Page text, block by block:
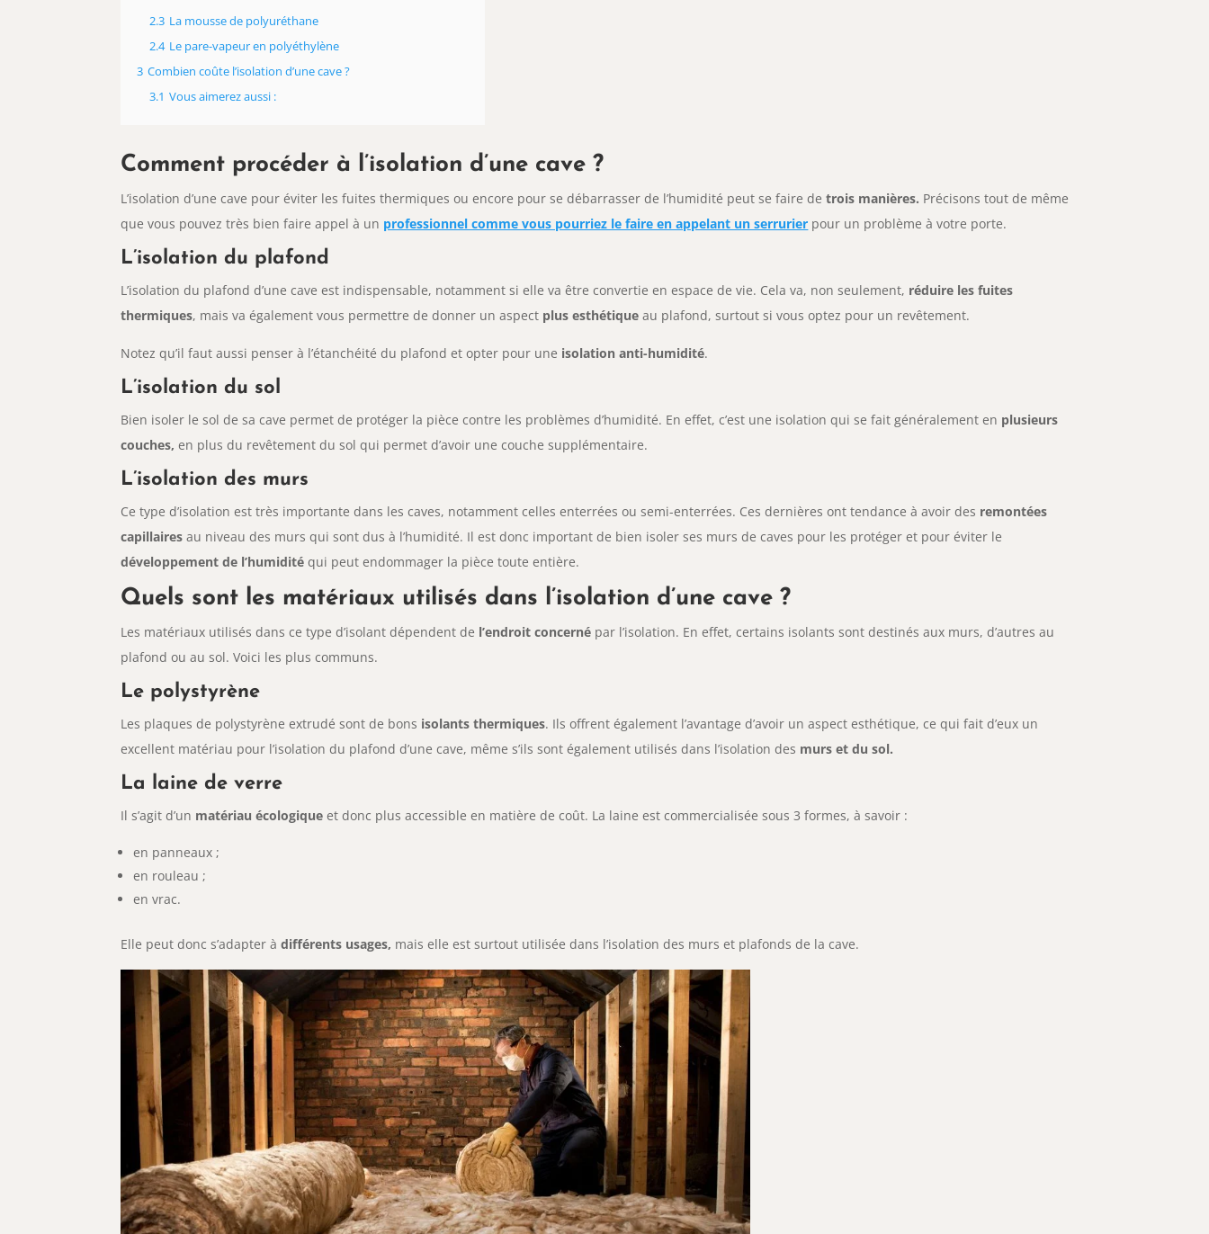
2.3 La mousse de polyuréthane
2.4 Le pare-vapeur en polyéthylène
3 Combien coûte l’isolation d’une cave ?
3.1 Vous aimerez aussi :
Comment procéder à l’isolation d’une cave ?
L’isolation d’une cave pour éviter les fuites thermiques ou encore pour se débarrasser de l’humidité peut se faire detrois manières. Précisons tout de même
que vous pouvez très bien faire appel à un professionnel comme vous pourriez le faire en appelant un serrurier pour un problème à votre porte.
L’isolation du plafond
L’isolation du plafond d’une cave est indispensable, notamment si elle va être convertie en espace de vie. Cela va, non seulement, réduire les fuites
thermiques, mais va également vous permettre de donner un aspect plus esthétique au plafond, surtout si vous optez pour un revêtement.
Notez qu’il faut aussi penser à l’étanchéité du plafond et opter pour une isolation anti-humidité.
L’isolation du sol
Bien isoler le sol de sa cave permet de protéger la pièce contre les problèmes d’humidité. En effet, c’est une isolation qui se fait généralement en plusieurs
couches, en plus du revêtement du sol qui permet d’avoir une couche supplémentaire.
L’isolation des murs
Ce type d’isolation est très importante dans les caves, notamment celles enterrées ou semi-enterrées. Ces dernières ont tendance à avoir des remontées
capillaires au niveau des murs qui sont dus à l’humidité. Il est donc important de bien isoler ses murs de caves pour les protéger et pour éviter le
développement de l’humiditéqui peut endommager la pièce toute entière.
Quels sont les matériaux utilisés dans l’isolation d’une cave ?
Les matériaux utilisés dans ce type d’isolant dépendent de l’endroit concerné par l’isolation. En effet, certains isolants sont destinés aux murs, d’autres au
plafond ou au sol. Voici les plus communs.
Le polystyrène
Les plaques de polystyrène extrudé sont de bons isolants thermiques. Ils offrent également l’avantage d’avoir un aspect esthétique, ce qui fait d’eux un
excellent matériau pour l’isolation du plafond d’une cave, même s’ils sont également utilisés dans l’isolation des murs et du sol.
La laine de verre
Il s’agit d’un matériau écologique et donc plus accessible en matière de coût. La laine est commercialisée sous 3 formes, à savoir :
en panneaux ;
en rouleau ;
en vrac.
Elle peut donc s’adapter àdifférents usages, mais elle est surtout utilisée dans l’isolation des murs et plafonds de la cave.